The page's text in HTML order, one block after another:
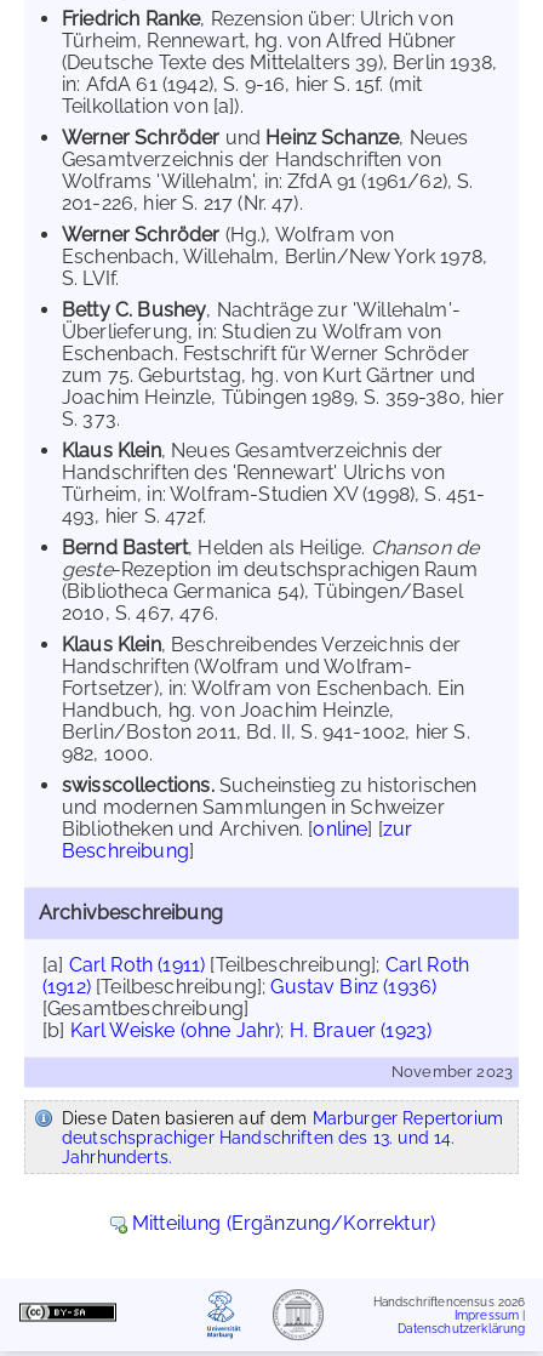
Friedrich Ranke, Rezension über: Ulrich von
Türheim, Rennewart, hg. von Alfred Hübner
(Deutsche Texte des Mittelalters 39), Berlin 1938,
in: AfdA 61 (1942), S. 9-16, hier S. 15f. (mit
Teilkollation von [a]).
Werner Schröder und Heinz Schanze, Neues
Gesamtverzeichnis der Handschriften von
Wolframs 'Willehalm', in: ZfdA 91 (1961/62), S.
201-226, hier S. 217 (Nr. 47).
Werner Schröder (Hg.), Wolfram von
Eschenbach, Willehalm, Berlin/New York 1978,
S. LVIf.
Betty C. Bushey, Nachträge zur 'Willehalm'-
Überlieferung, in: Studien zu Wolfram von
Eschenbach. Festschrift für Werner Schröder
zum 75. Geburtstag, hg. von Kurt Gärtner und
Joachim Heinzle, Tübingen 1989, S. 359-380, hier
S. 373.
Klaus Klein, Neues Gesamtverzeichnis der
Handschriften des 'Rennewart' Ulrichs von
Türheim, in: Wolfram-Studien XV (1998), S. 451-
493, hier S. 472f.
Bernd Bastert, Helden als Heilige. Chanson de
geste-Rezeption im deutschsprachigen Raum
(Bibliotheca Germanica 54), Tübingen/Basel
2010, S. 467, 476.
Klaus Klein, Beschreibendes Verzeichnis der
Handschriften (Wolfram und Wolfram-
Fortsetzer), in: Wolfram von Eschenbach. Ein
Handbuch, hg. von Joachim Heinzle,
Berlin/Boston 2011, Bd. II, S. 941-1002, hier S.
982, 1000.
swisscollections.Sucheinstieg zu historischen
und modernen Sammlungen in Schweizer
Bibliotheken und Archiven. [online] [zur
Beschreibung]
Archivbeschreibung
[a] Carl Roth (1911) [Teilbeschreibung]; Carl Roth
(1912)[Teilbeschreibung];Gustav Binz (1936)
[Gesamtbeschreibung]
[b] Karl Weiske (ohne Jahr); H. Brauer (1923)
November 2023
Diese Daten basieren auf dem Marburger Repertorium
deutschsprachiger Handschriften des 13. und 14.
Jahrhunderts.
Mitteilung (Ergänzung/Korrektur)
Handschriftencensus 2026
Impressum
Datenschutzerklärung